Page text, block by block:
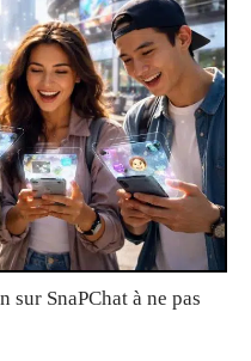
sur SnaPChat à ne pas